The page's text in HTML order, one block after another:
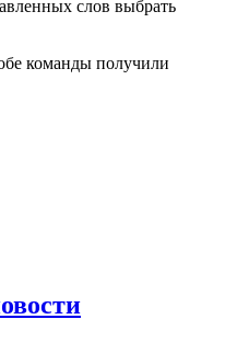
слов выбрать
команды получили